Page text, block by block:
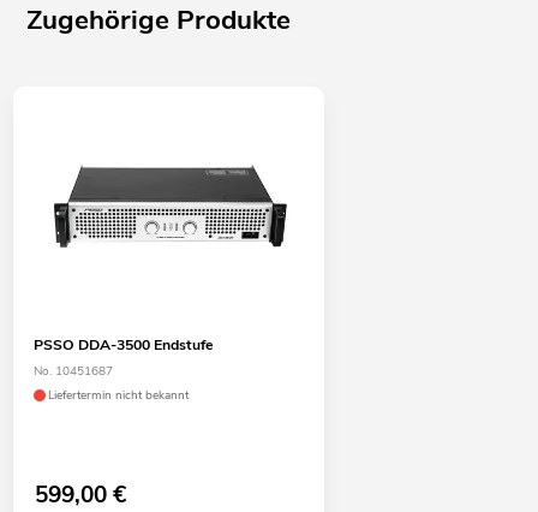
Zugehörige Produkte
PSSO DDA-3500 Endstufe
No. 10451687
Liefertermin nicht bekannt
599,00€